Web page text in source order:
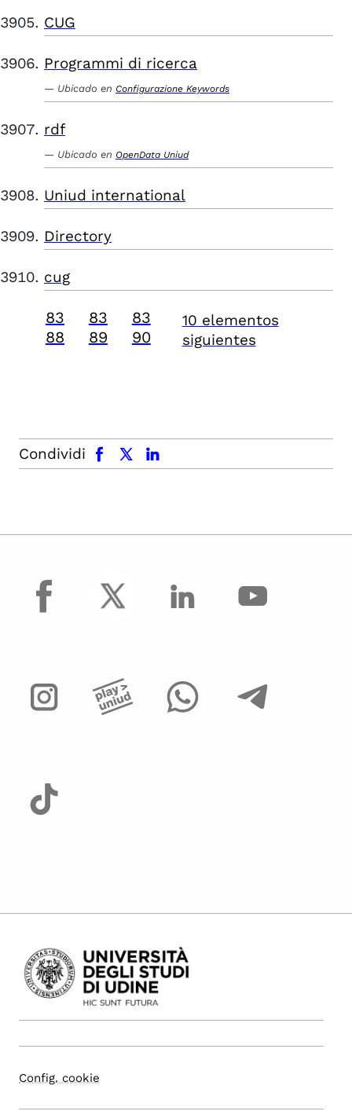
CUG
Programmi di ricerca
Ubicado en Configurazione Keywords
rdf
Ubicado en OpenData Uniud
Uniud international
Directory
cug
83
88
83
89
83
90
10 elementos
siguientes
Condividi
facebook x.com linkedin
facebook
Config. cookie